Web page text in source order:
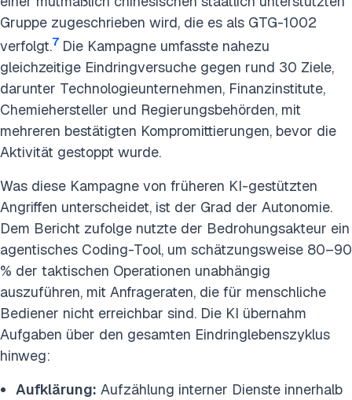
Gruppe zugeschrieben wird, die es als GTG-1002
verfolgt.7 Die Kampagne umfasste nahezu
gleichzeitige Eindringversuche gegen rund 30 Ziele,
darunter Technologieunternehmen, Finanzinstitute,
Chemiehersteller und Regierungsbehörden, mit
mehreren bestätigten Kompromittierungen, bevor die
Aktivität gestoppt wurde.
Was diese Kampagne von früheren KI-gestützten
Angriffen unterscheidet, ist der Grad der Autonomie.
Dem Bericht zufolge nutzte der Bedrohungsakteur ein
agentisches Coding-Tool, um schätzungsweise 80–90
% der taktischen Operationen unabhängig
auszuführen, mit Anfrageraten, die für menschliche
Bediener nicht erreichbar sind. Die KI übernahm
Aufgaben über den gesamten Eindringlebenszyklus
hinweg:
Aufklärung: Aufzählung interner Dienste innerhalb